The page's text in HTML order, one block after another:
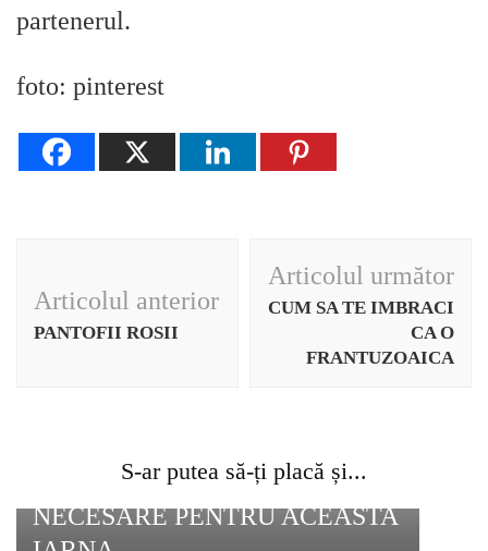
partenerul.
foto: pinterest
în
articole
Articolul anterior
PANTOFII ROSII
Articolul următor
CUM SA TE IMBRACI
CA O
FRANTUZOAICA
S-ar putea să-ți placă și...
ACCESORII ABSOLUT
NECESARE PENTRU ACEASTA